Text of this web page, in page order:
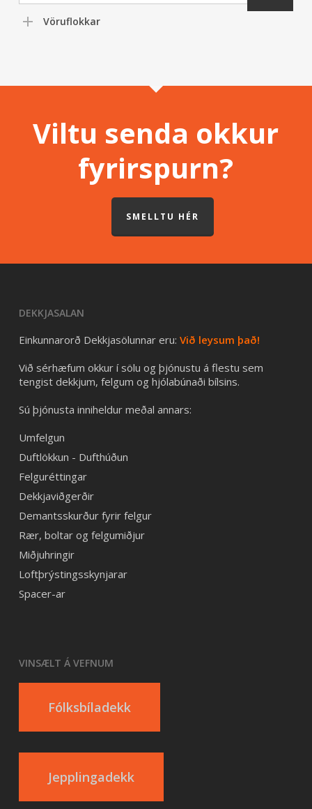
Vöruflokkar
Viltu senda okkur
fyrirspurn?
SMELLTU HÉR
DEKKJASALAN
Einkunnarorð Dekkjasölunnar eru: Við leysum það!
Við sérhæfum okkur í sölu og þjónustu á flestu sem
tengist dekkjum, felgum og hjólabúnaði bílsins.
Sú þjónusta inniheldur meðal annars:
Umfelgun
Duftlökkun - Dufthúðun
Felguréttingar
Dekkjaviðgerðir
Demantsskurður fyrir felgur
Rær, boltar og felgumiðjur
Miðjuhringir
Loftþrýstingsskynjarar
Spacer-ar
VINSÆLT Á VEFNUM
Fólksbíladekk
Jepplingadekk